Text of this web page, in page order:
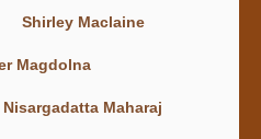
Shirley Maclaine
Magdolna
Nisargadatta Maharaj